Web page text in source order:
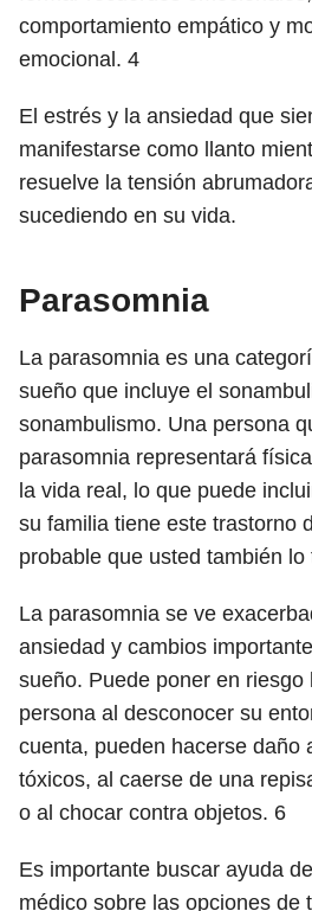
comportamiento empático y
emocional. 4
El estrés y la ansiedad que
manifestarse como llanto
resuelve la tensión
sucediendo en su vida.
Parasomnia
La parasomnia es una
sueño que incluye el
sonambulismo. Una persona
parasomnia representará
la vida real, lo que puede
su familia tiene este trastorno
probable que usted también lo
La parasomnia se ve
ansiedad y cambios
sueño. Puede poner en riesgo
persona al desconocer su
cuenta, pueden hacerse daño
tóxicos, al caerse de una
o al chocar contra objetos. 6
Es importante buscar ayuda
médico sobre las opciones de